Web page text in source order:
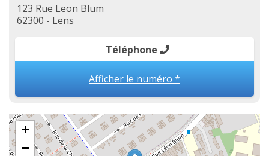
123 Rue Leon Blum
62300 - Lens
Téléphone
Afficher le numéro *
+
−